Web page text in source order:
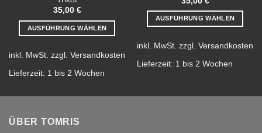
35,00 €
AUSFÜHRUNG WÄHLEN
Produkt
mehrere
Optionen
inkl. MwSt. zzgl. Versandkosten
Lieferzeit: 1 bis 2 Wochen
AUSFÜHRUNG WÄHLEN
Produkt
mehrere
inkl. MwSt. zzgl. Versandkosten
Lieferzeit: 1 bis 2 Wochen
ÜBER TOMRIS